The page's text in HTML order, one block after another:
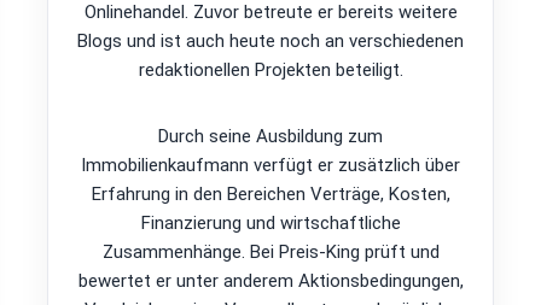
Onlinehandel. Zuvor betreute er bereits weitere
Blogs und ist auch heute noch an verschiedenen
redaktionellen Projekten beteiligt.
Durch seine Ausbildung zum
Immobilienkaufmann verfügt er zusätzlich über
Erfahrung in den Bereichen Verträge, Kosten,
Finanzierung und wirtschaftliche
Zusammenhänge. Bei Preis-King prüft und
bewertet er unter anderem Aktionsbedingungen,